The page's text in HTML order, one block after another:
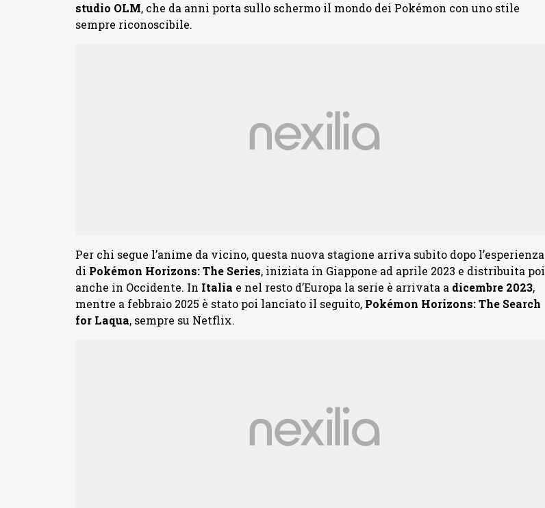
studio OLM, che da anni porta sullo schermo il mondo dei Pokémon con uno stile
sempre riconoscibile.
Per chi segue l’anime da vicino, questa nuova stagione arriva subito dopo l’esperienza
di Pokémon Horizons: The Series, iniziata in Giappone ad aprile 2023 e distribuita poi
anche in Occidente. In Italia e nel resto d’Europa la serie è arrivata a dicembre 2023,
mentre a febbraio 2025 è stato poi lanciato il seguito, Pokémon Horizons: The Search
for Laqua, sempre su Netflix.